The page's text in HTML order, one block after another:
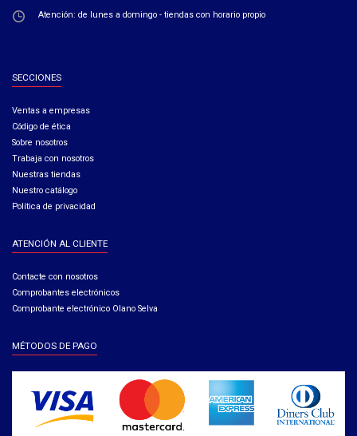
Atención: de lunes a domingo - tiendas con horario propio
SECCIONES
Ventas a empresas​
Código de ética​
Sobre nosotros
Trabaja con nosotros
Nuestras tiendas
Nuestro catálogo
Política de privacidad
ATENCIÓN AL CLIENTE
Contacte con nosotros
Comprobantes electrónicos
Comprobante electrónico Olano Selva
MÉTODOS DE PAGO